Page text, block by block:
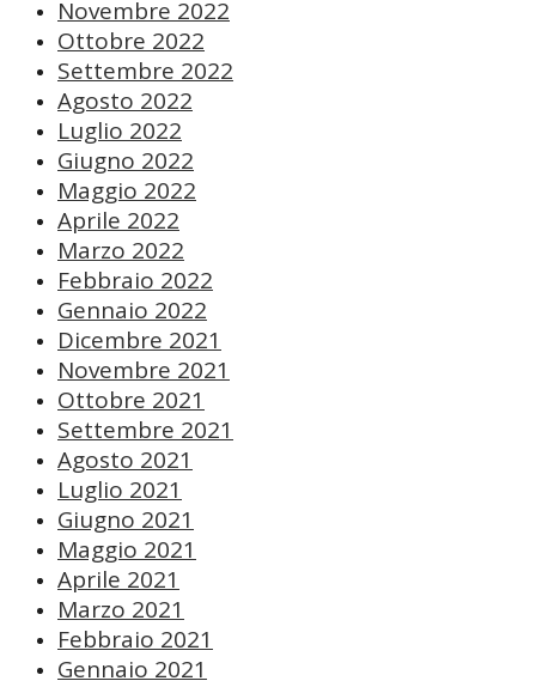
Novembre 2022
Ottobre 2022
Settembre 2022
Agosto 2022
Luglio 2022
Giugno 2022
Maggio 2022
Aprile 2022
Marzo 2022
Febbraio 2022
Gennaio 2022
Dicembre 2021
Novembre 2021
Ottobre 2021
Settembre 2021
Agosto 2021
Luglio 2021
Giugno 2021
Maggio 2021
Aprile 2021
Marzo 2021
Febbraio 2021
Gennaio 2021